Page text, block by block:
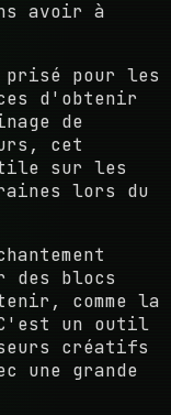
avoir à
pour les
d'obtenir
de
cet
sur les
lors du
des blocs
comme la
un outil
créatifs
une grande